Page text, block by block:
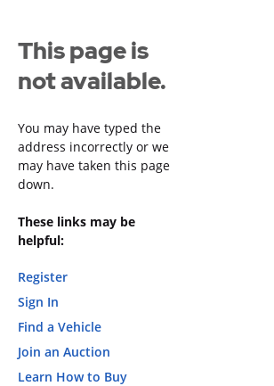
This page is
not available.
You may have typed the
address incorrectly or we
may have taken this page
down.
These links may be
helpful:
Register
Sign In
Find a Vehicle
Join an Auction
Learn How to Buy